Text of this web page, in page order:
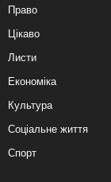
Право
Цікаво
Листи
Економіка
Культура
Соціальне життя
Спорт